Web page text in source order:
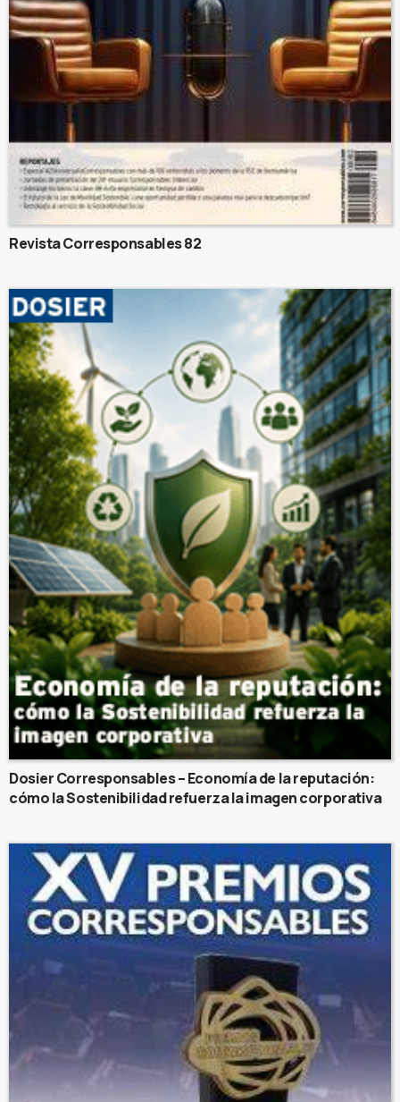
Revista Corresponsables 82
Dosier Corresponsables – Economía de la reputación:
cómo la Sostenibilidad refuerza la imagen corporativa